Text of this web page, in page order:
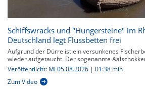
Schiffswracks und "Hungersteine" im
Deutschland legt Flussbetten frei
Aufgrund der Dürre ist ein versunkenes
wieder aufgetaucht. Der sogenannte
Veröffentlicht: Mi 05.08.2026 | 01:38 min
Zum Video